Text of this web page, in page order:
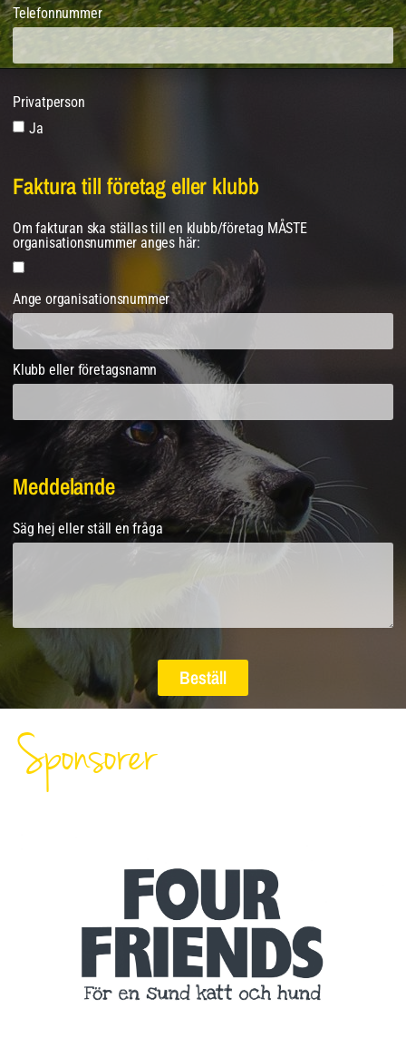
Telefonnummer
Privatperson
Ja
Faktura till företag eller klubb
Om fakturan ska ställas till en klubb/företag MÅSTE
organisationsnummer anges här:
Ange organisationsnummer
Klubb eller företagsnamn
Meddelande
Säg hej eller ställ en fråga
Beställ
Sponsorer